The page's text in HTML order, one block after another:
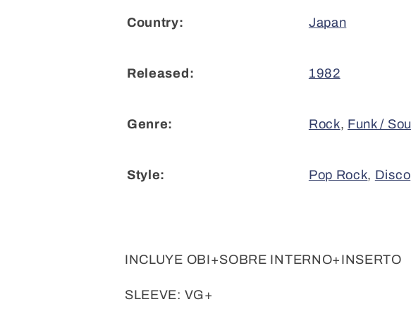
Country: Japan
Released: 1982
Genre: Rock, Funk / Soul
Style: Pop Rock, Disco
INCLUYE OBI+SOBRE INTERNO+INSERTO
SLEEVE: VG+